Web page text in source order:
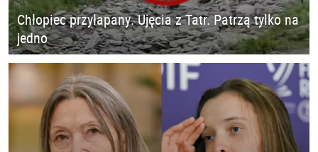
Chłopiec przyłapany. Ujęcia z Tatr. Patrzą tylko na
jedno